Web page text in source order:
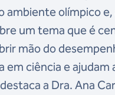
ambiente olímpico
um tema que é
mão do
em ciência e
a Dra. Ana